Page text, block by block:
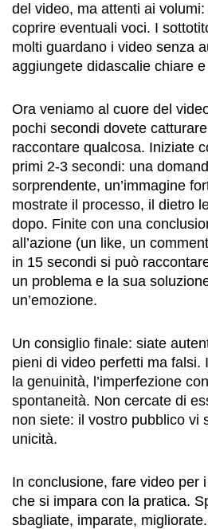
del video, ma attenti ai
coprire eventuali voci. I
molti guardano i video senza
aggiungete didascalie chiare
Ora veniamo al cuore del
pochi secondi dovete
raccontare qualcosa. Iniziate
primi 2-3 secondi: una
sorprendente, un’immagine
mostrate il processo, il dietro
dopo. Finite con una
all’azione (un like, un
in 15 secondi si può
un problema e la sua
un’emozione.
Un consiglio finale: siate
pieni di video perfetti ma falsi.
la genuinità, l’imperfezione
spontaneità. Non cercate di
non siete: il vostro pubblico vi
unicità.
In conclusione, fare video per
che si impara con la pratica.
sbagliate, imparate,